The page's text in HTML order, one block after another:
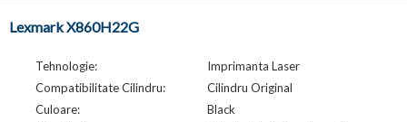
Lexmark X860H22G
Tehnologie:
Imprimanta Laser
Compatibilitate Cilindru:
Cilindru Original
Culoare:
Black